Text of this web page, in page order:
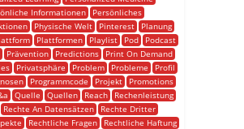
Informationen
Persönliches
Physische Welt Pinterest
Planung
Plattformen Playlist Pod
Podcast
Prävention Predictions
Print On Demand
Privatsphäre Problem Probleme
Profil
Programmcode Projekt
Promotions
Quelle Quellen Reach
Rechenleistung
Rechte An Datensätzen
Rechte Dritter
Rechtliche Fragen
Rechtliche Haftung